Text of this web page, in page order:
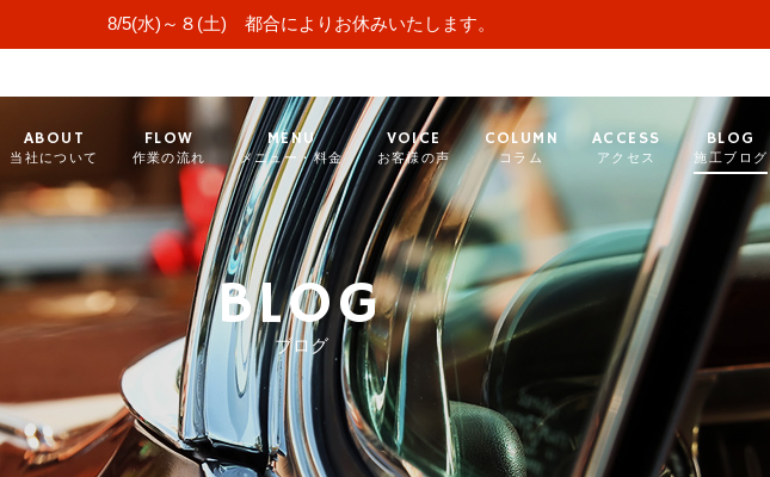
8/5(水)～８(土) 都合によりお休みいたします。
ABOUT
当社について
FLOW
作業の流れ
MENU
メニュー・料金
VOICE
お客様の声
COLUMN
コラム
ACCESS
アクセス
BLOG
施工ブログ
BLOG
ブログ